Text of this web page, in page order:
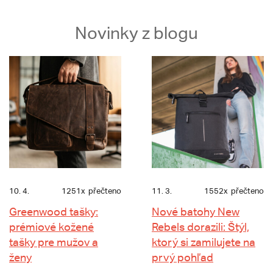
Novinky z blogu
10. 4. 1251x přečteno
Greenwood tašky:
prémiové kožené
tašky pre mužov a
ženy
11. 3. 1552x přečteno
Nové batohy New
Rebels dorazili: Štýl,
ktorý si zamilujete na
prvý pohľad